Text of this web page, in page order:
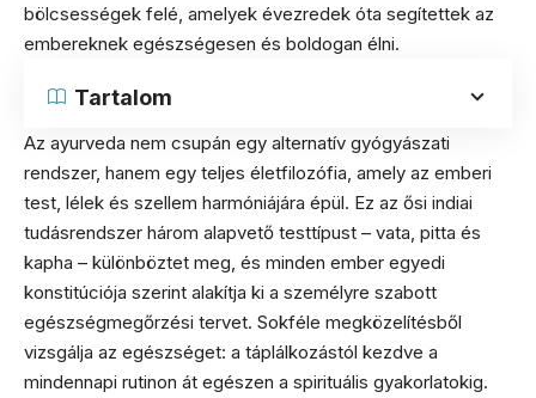
bölcsességek felé, amelyek évezredek óta segítettek az
embereknek egészségesen és boldogan élni.
Tartalom
Az ayurveda nem csupán egy alternatív gyógyászati
rendszer, hanem egy teljes életfilozófia, amely az emberi
test, lélek és szellem harmóniájára épül. Ez az ősi indiai
tudásrendszer három alapvető testtípust – vata, pitta és
kapha – különböztet meg, és minden ember egyedi
konstitúciója szerint alakítja ki a személyre szabott
egészségmegőrzési tervet. Sokféle megközelítésből
vizsgálja az egészséget: a táplálkozástól kezdve a
mindennapi rutinon át egészen a spirituális gyakorlatokig.